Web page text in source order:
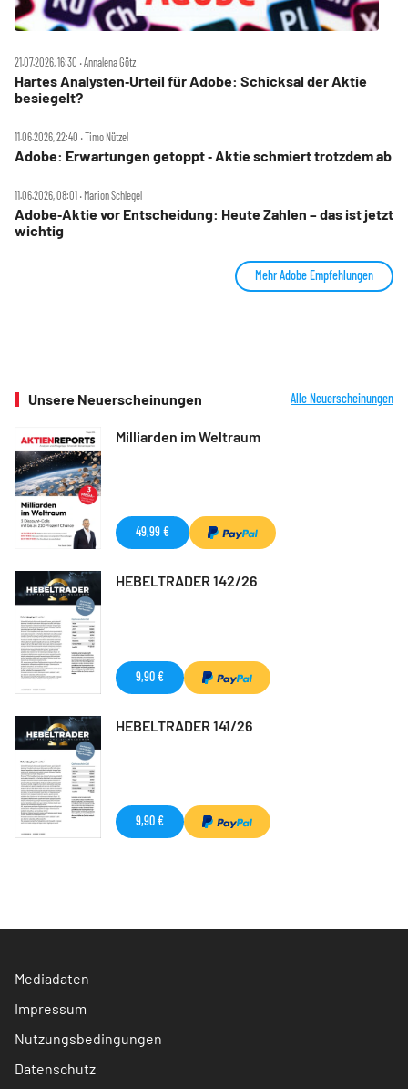
21.07.2026, 16:30 ‧ Annalena Götz
Hartes Analysten‑Urteil für Adobe: Schicksal der Aktie
besiegelt?
11.06.2026, 22:40 ‧ Timo Nützel
Adobe: Erwartungen getoppt ‑ Aktie schmiert trotzdem ab
11.06.2026, 08:01 ‧ Marion Schlegel
Adobe‑Aktie vor Entscheidung: Heute Zahlen – das ist jetzt
wichtig
Mehr Adobe Empfehlungen
Unsere Neuerscheinungen Alle Neuerscheinungen
Milliarden im Weltraum
49,99 €
HEBELTRADER 142/26
9,90 €
HEBELTRADER 141/26
9,90 €
Mediadaten
Impressum
Nutzungsbedingungen
Datenschutz